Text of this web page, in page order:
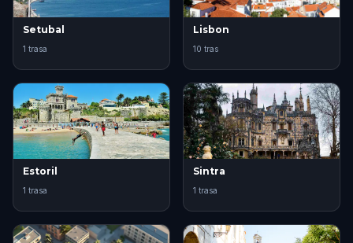
Setubal
1 trasa
Lisbon
10 tras
Estoril
1 trasa
Sintra
1 trasa